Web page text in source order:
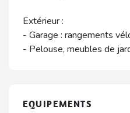
Extérieur :
- Garage : rangements
- Pelouse, meubles de
EQUIPEMENTS